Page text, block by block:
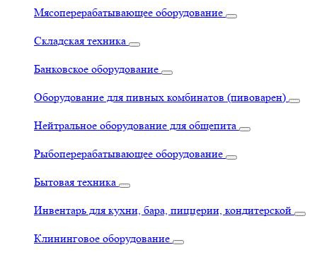
Мясоперерабатывающее оборудование
Складская техника
Банковское оборудование
Оборудование для пивных комбинатов (пивоварен)
Нейтральное оборудование для общепита
Рыбоперерабатывающее оборудование
Бытовая техника
Инвентарь для кухни, бара, пиццерии, кондитерской
Клининговое оборудование